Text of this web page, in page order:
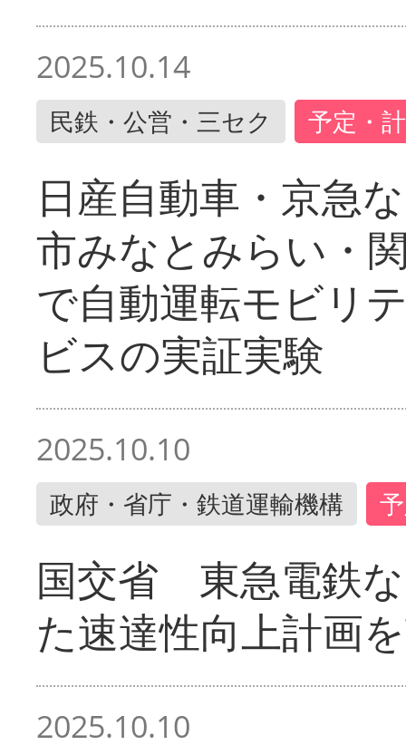
2025.10.14
民鉄・公営・三セク 予定・
日産自動車・京急
市みなとみらい・
で自動運転モビリ
ビスの実証実験
2025.10.10
政府・省庁・鉄道運輸機構
国交省 東急電鉄
た速達性向上計画
2025.10.10